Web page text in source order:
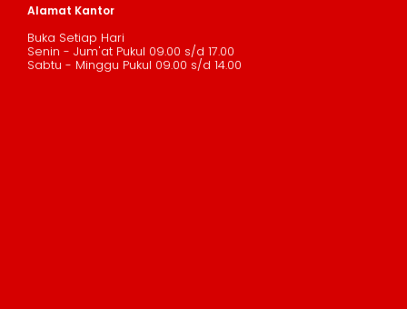
Alamat Kantor
Buka Setiap Hari
Senin - Jum'at Pukul 09.00 s/d 17.00
Sabtu - Minggu Pukul 09.00 s/d 14.00